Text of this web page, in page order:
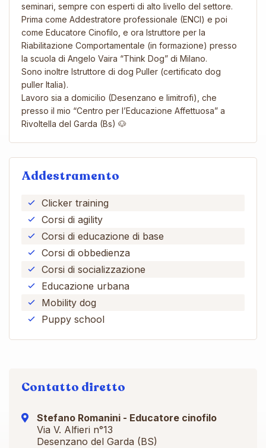
seminari, sempre con esperti di alto livello del settore.
Prima come Addestratore professionale (ENCI) e poi
come Educatore Cinofilo, e ora Istruttore per la
Riabilitazione Comportamentale (in formazione) presso
la scuola di Angelo Vaira “Think Dog” di Milano.
Sono inoltre Istruttore di dog Puller (certificato dog
puller Italia).
Lavoro sia a domicilio (Desenzano e limitrofi), che
presso il mio “Centro per l’Educazione Affettuosa” a
Rivoltella del Garda (Bs) 🐶
Addestramento
Clicker training
Corsi di agility
Corsi di educazione di base
Corsi di obbedienza
Corsi di socializzazione
Educazione urbana
Mobility dog
Puppy school
Contatto diretto
Stefano Romanini - Educatore cinofilo
Via V. Alfieri n°13
Desenzano del Garda (BS)